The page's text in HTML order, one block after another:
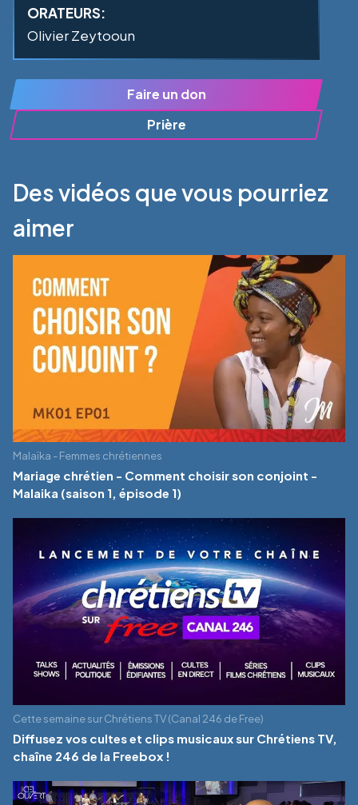
ORATEURS:
Olivier Zeytooun
Faire un don
Prière
Des vidéos que vous pourriez
aimer
Malaïka - Femmes chrétiennes
Mariage chrétien - Comment choisir son conjoint -
Malaika (saison 1, épisode 1)
Cette semaine sur Chrétiens TV (Canal 246 de Free)
Diffusez vos cultes et clips musicaux sur Chrétiens TV,
chaîne 246 de la Freebox !